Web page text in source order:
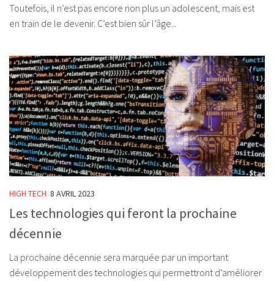
Toutefois, il n’est pas encore non plus un adolescent, mais est
en train de le devenir. C’est bien sûr l’âge...
HIGH TECH 8 AVRIL 2023
Les technologies qui feront la prochaine
décennie
La prochaine décennie sera marquée par un important
développement des technologies qui permettront d’améliorer